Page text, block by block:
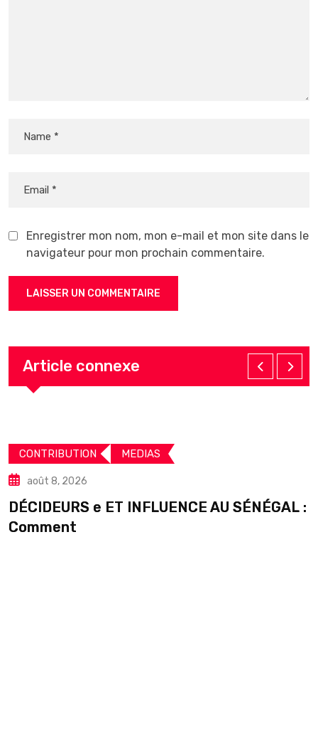
Enregistrer mon nom, mon e-mail et mon site dans le
navigateur pour mon prochain commentaire.
Article connexe
CONTRIBUTION MEDIAS
août 8, 2026
DÉCIDEURS e ET INFLUENCE AU SÉNÉGAL :
Comment